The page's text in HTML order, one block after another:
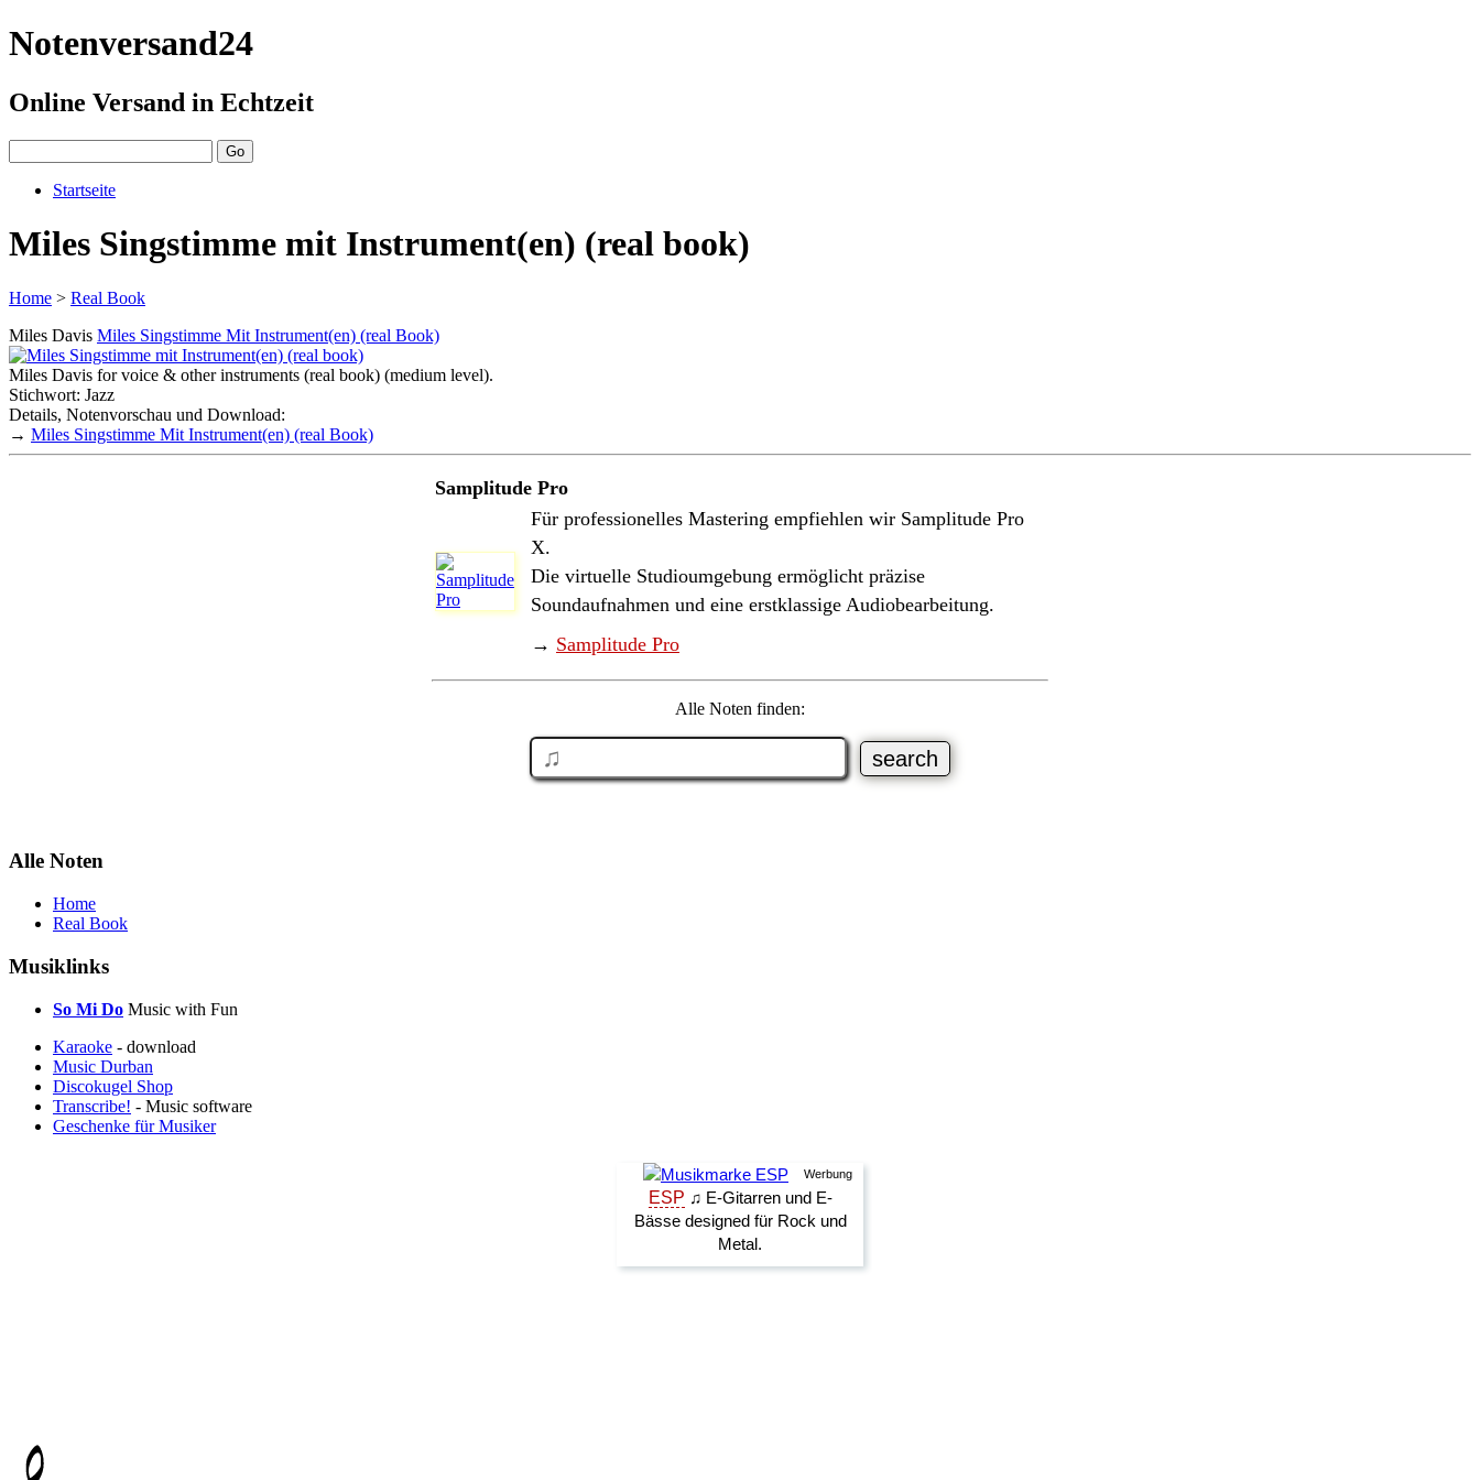
Notenversand24
Online Versand in Echtzeit
Startseite
Miles Singstimme mit Instrument(en) (real book)
Home > Real Book
Miles Davis Miles Singstimme Mit Instrument(en) (real Book)
Miles Davis for voice & other instruments (real book) (medium level).
Stichwort: Jazz
Details, Notenvorschau und Download:
→ Miles Singstimme Mit Instrument(en) (real Book)
Samplitude Pro
Für professionelles Mastering empfiehlen wir Samplitude Pro
X.
Die virtuelle Studioumgebung ermöglicht präzise
Soundaufnahmen und eine erstklassige Audiobearbeitung.
→ Samplitude Pro
Alle Noten finden:
Alle Noten
Home
Real Book
Musiklinks
So Mi Do Music with Fun
Karaoke - download
Music Durban
Discokugel Shop
Transcribe! - Music software
Geschenke für Musiker